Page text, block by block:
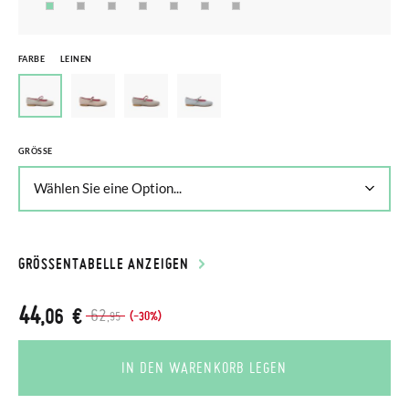
FARBE LEINEN
GRÖSSE
GRÖSSENTABELLE ANZEIGEN
62,95 (-30%)
44,06 €
IN DEN WARENKORB LEGEN